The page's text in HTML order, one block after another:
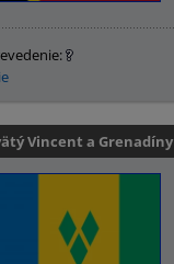
Vincent a Grenadíny